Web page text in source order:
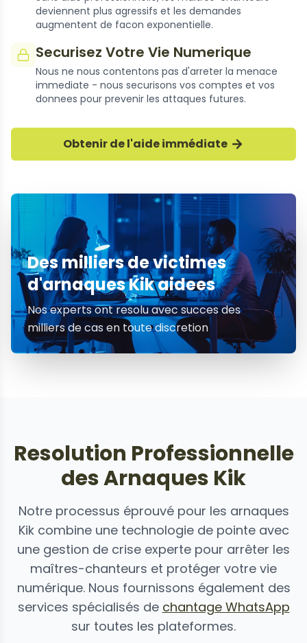
deviennent plus agressifs et les demandes
augmentent de facon exponentielle.
Securisez Votre Vie Numerique
Nous ne nous contentons pas d'arreter la menace
immediate - nous securisons vos comptes et vos
donnees pour prevenir les attaques futures.
Obtenir de l'aide immédiate
Des milliers de victimes
d'arnaques Kik aidees
Nos experts ont resolu avec succes des
milliers de cas en toute discretion
Resolution Professionnelle
des Arnaques Kik
Notre processus éprouvé pour les arnaques
Kik combine une technologie de pointe avec
une gestion de crise experte pour arrêter les
maîtres-chanteurs et protéger votre vie
numérique. Nous fournissons également des
services spécialisés de chantage WhatsApp
sur toutes les plateformes.